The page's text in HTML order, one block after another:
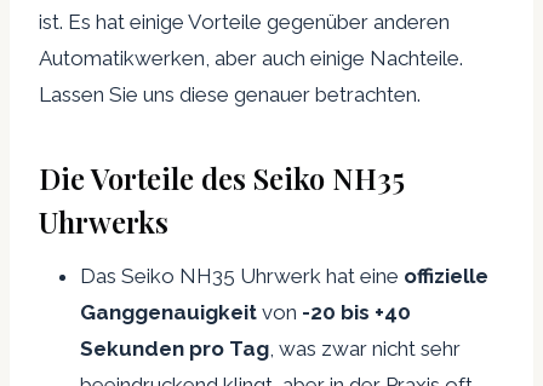
ist. Es hat einige Vorteile gegenüber anderen
Automatikwerken, aber auch einige Nachteile.
Lassen Sie uns diese genauer betrachten.
Die Vorteile des Seiko NH35
Uhrwerks
Das Seiko NH35 Uhrwerk hat eine offizielle
Ganggenauigkeit von -20 bis +40
Sekunden pro Tag, was zwar nicht sehr